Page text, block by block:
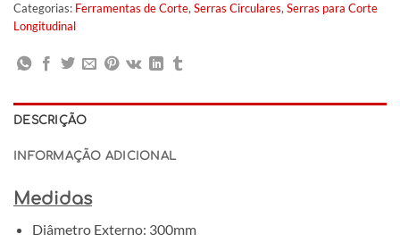
Categorias: Ferramentas de Corte, Serras Circulares, Serras para Corte
Longitudinal
DESCRIÇÃO
INFORMAÇÃO ADICIONAL
Medidas
Diâmetro Externo: 300mm